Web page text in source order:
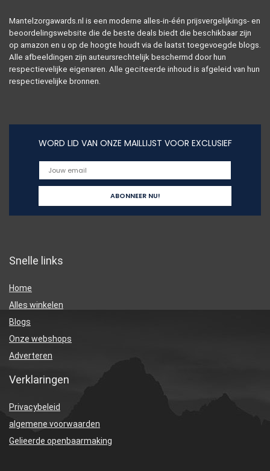
Mantelzorgawards.nl is een moderne alles-in-één prijsvergelijkings- en
beoordelingswebsite die de beste deals biedt die beschikbaar zijn
op amazon en u op de hoogte houdt via de laatst toegevoegde blogs.
Alle afbeeldingen zijn auteursrechtelijk beschermd door hun
respectievelijke eigenaren. Alle geciteerde inhoud is afgeleid van hun
respectievelijke bronnen.
WORD LID VAN ONZE MAILLIJST VOOR EXCLUSIEF
Snelle links
Home
Alles winkelen
Blogs
Onze webshops
Adverteren
Verklaringen
Privacybeleid
algemene voorwaarden
Gelieerde openbaarmaking